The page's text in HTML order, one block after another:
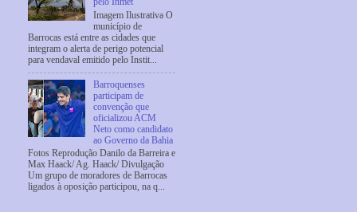
pelo Inmet
Imagem Ilustrativa O
município de
Barrocas está entre as cidades que
integram o alerta de perigo potencial
para vendaval emitido pelo Instit...
Barroquenses
participam de
convenção que
oficializou ACM
Neto como candidato
ao Governo da Bahia
Fotos Reprodução Danilo da Barreira e
Max Haack/ Ag. Haack/ Divulgação
Um grupo de moradores de Barrocas
ligados à oposição participou, na q...